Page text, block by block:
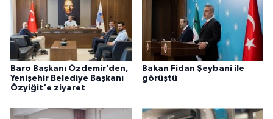
Baro Başkanı Özdemir’den,
Yenişehir Belediye Başkanı
Özyiğit'e ziyaret
Bakan Fidan Şeybani ile
görüştü